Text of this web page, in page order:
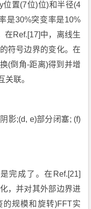
位置(7位)位)和半径(4
是30%突变率是10%
在Ref.[17]中，离线生
符号边界的变化。在
(倒角-距离)得到并增
关联。
影;(d, e)部分闭塞; (f)
完成了。在Ref.[21]
，并对其外部边界进
规模和旋转)FFT实